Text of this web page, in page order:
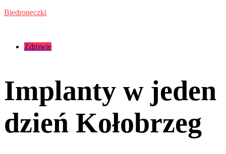
Przejdź
Biedroneczki
Kategorie:Zdrowie
Implanty w jeden
dzień Kołobrzeg